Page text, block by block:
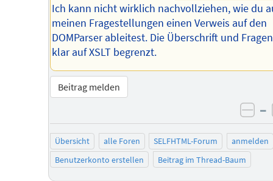
Ich kann nicht wirklich nachvollziehen, wie du
meinen Fragestellungen einen Verweis auf den
DOMParser ableitest. Die Überschrift und
klar auf XSLT begrenzt.
Beitrag melden
–
Übersicht alle Foren SELFHTML-Forum
anmelden
Benutzerkonto erstellen
Beitrag im Thread-Baum